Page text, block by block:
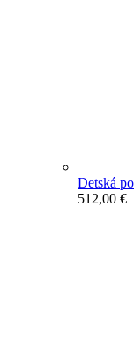
Detská
512,00 €